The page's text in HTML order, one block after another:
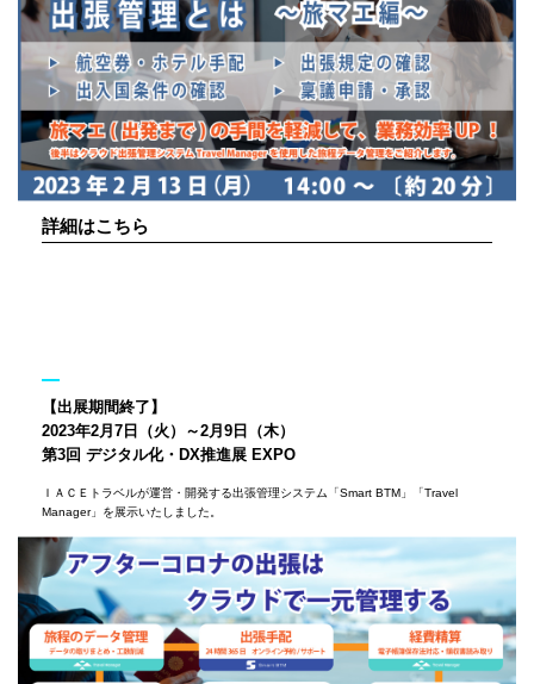
詳細はこちら
【出展期間終了】
2023年2月7日（火）～2月9日（木）
第3回 デジタル化・DX推進展 EXPO
ＩＡＣＥトラベルが運営・開発する出張管理システム「Smart BTM」「Travel
Manager」を展示いたしました。